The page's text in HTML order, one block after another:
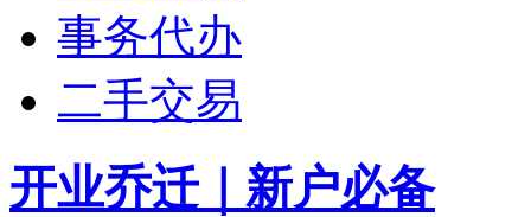
事务代办
二手交易
开业乔迁｜新户必备